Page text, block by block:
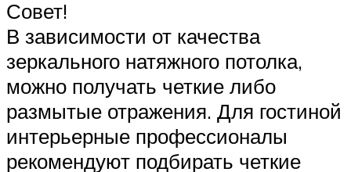
Совет!
В зависимости от качества
зеркального натяжного потолка,
можно получать четкие либо
размытые отражения. Для гостиной
интерьерные профессионалы
рекомендуют подбирать четкие